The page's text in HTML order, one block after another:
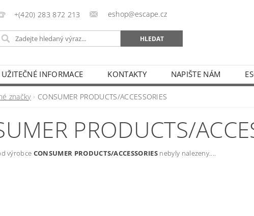
+(420) 283 872 213 eshop@escape.cz
UŽITEČNÉ INFORMACE KONTAKTY NAPIŠTE NÁM
značky CONSUMER PRODUCTS/ACCESSORIES
PRODUCTS/
výrobce CONSUMER PRODUCTS/ACCESSORIES nebyly nalezeny....